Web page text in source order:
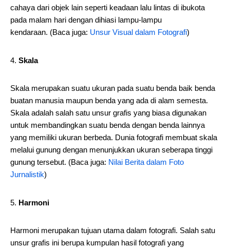
cahaya dari objek lain seperti keadaan lalu lintas di ibukota
pada malam hari dengan dihiasi lampu-lampu
kendaraan. (Baca juga: Unsur Visual dalam Fotografi)
Skala
Skala merupakan suatu ukuran pada suatu benda baik benda
buatan manusia maupun benda yang ada di alam semesta.
Skala adalah salah satu unsur grafis yang biasa digunakan
untuk membandingkan suatu benda dengan benda lainnya
yang memiliki ukuran berbeda. Dunia fotografi membuat skala
melalui gunung dengan menunjukkan ukuran seberapa tinggi
gunung tersebut. (Baca juga: Nilai Berita dalam Foto
Jurnalistik)
Harmoni
Harmoni merupakan tujuan utama dalam fotografi. Salah satu
unsur grafis ini berupa kumpulan hasil fotografi yang